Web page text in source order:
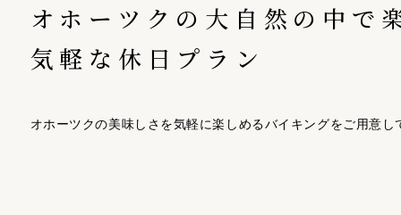
オホーツクの大自然の中で
気軽な休日プラン
オホーツクの美味しさを気軽に楽しめるバイキングをご用意し